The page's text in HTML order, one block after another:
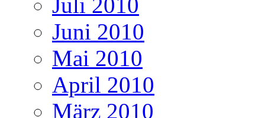
Juni 2010
Mai 2010
April 2010
März 2010